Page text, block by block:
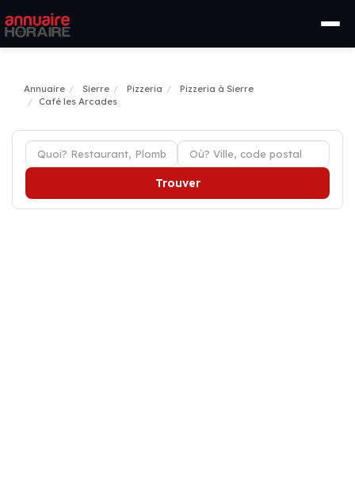
Annuaire Sierre Pizzeria
Pizzeria à Sierre
Café les Arcades
Trouver